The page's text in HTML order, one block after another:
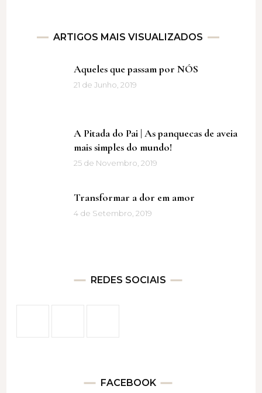
ARTIGOS MAIS VISUALIZADOS
Aqueles que passam por NÓS
21 de Junho, 2019
A Pitada do Pai | As panquecas de aveia
mais simples do mundo!
25 de Novembro, 2019
Transformar a dor em amor
4 de Setembro, 2019
REDES SOCIAIS
FACEBOOK